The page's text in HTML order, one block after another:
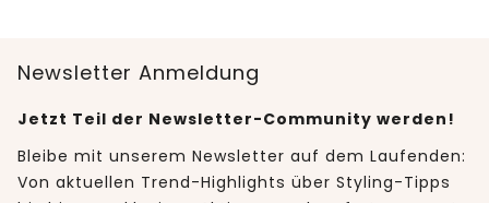
Newsletter Anmeldung
Jetzt Teil der Newsletter-Community werden!
Bleibe mit unserem Newsletter auf dem Laufenden:
Von aktuellen Trend-Highlights über Styling-Tipps